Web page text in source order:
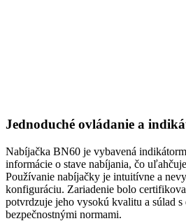
Jednoduché ovládanie a
Nabíjačka BN60 je vybavená
informácie o stave nabíjania, čo
Používanie nabíjačky je intuitívne a
konfiguráciu. Zariadenie bolo
potvrdzuje jeho vysokú kvalitu a súlad s
bezpečnostnými normami.